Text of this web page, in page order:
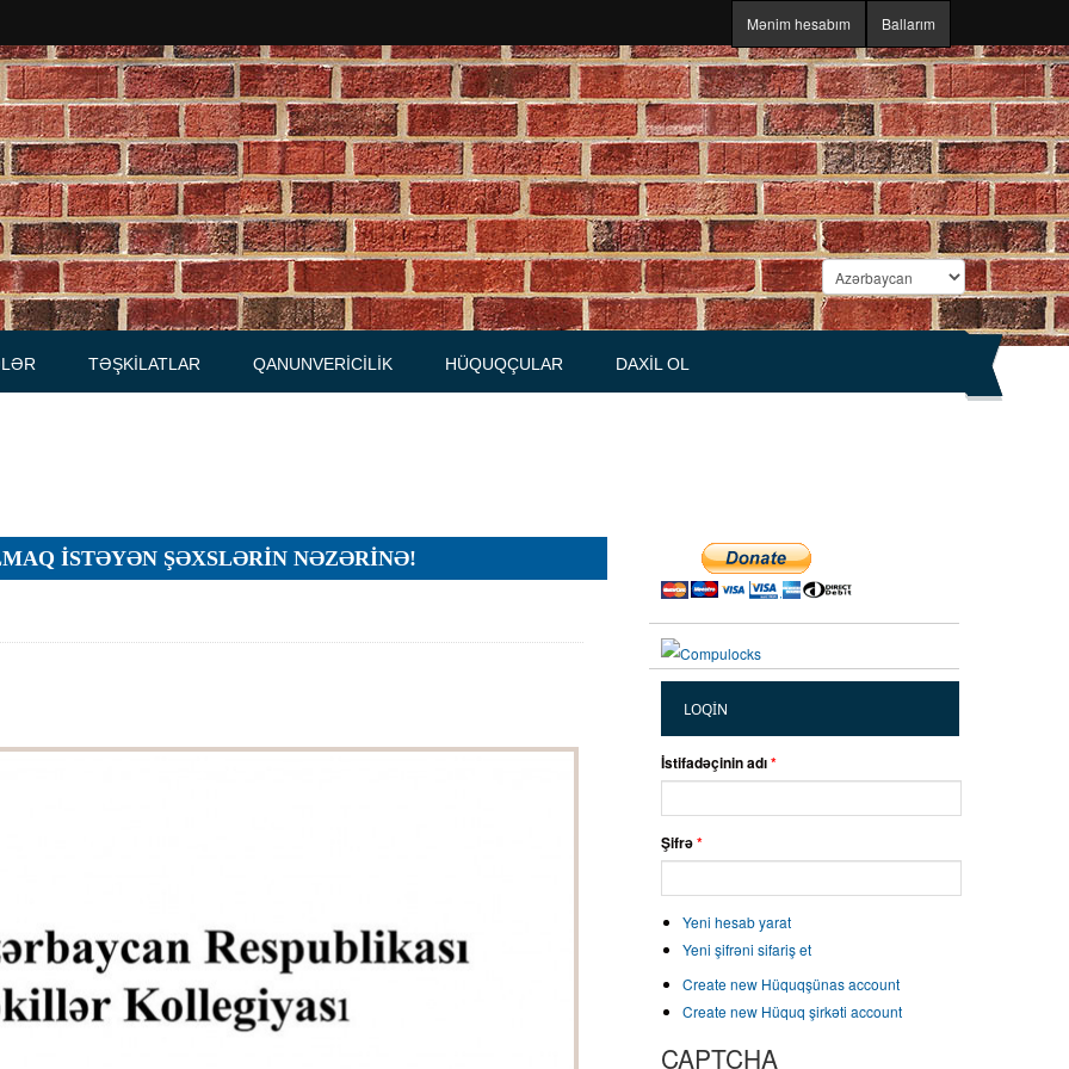
Mənim hesabım Ballarım
qaydalar
TƏŞKILATLAR
Məhkəmələr
Notariuslar
Prokurorluqlar
Vəkil qurumları
QANUNVERICILIK HÜQUQÇULAR DAXIL OL
İSTƏYƏN ŞƏXSLƏRİN NƏZƏRİNƏ!
LOQIN
İstifadəçinin adı*
Şifrə*
Yeni hesab yarat
Yeni şifrəni sifariş et
Create new Hüquqşünas account
Create new Hüquq şirkəti account
CAPTCHA